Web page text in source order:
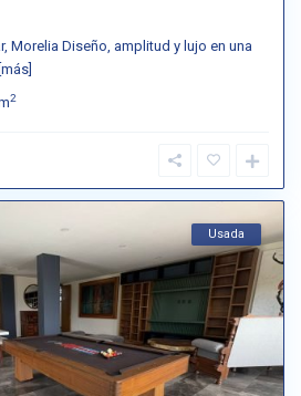
Morelia Diseño, amplitud y lujo en una
[más]
2
Usada